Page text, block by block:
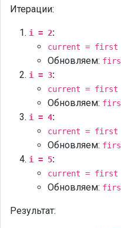
Итерации:
i = 2:
current = first
Обновляем:
i = 3:
current = first
Обновляем:
i = 4:
current = first
Обновляем:
i = 5:
current = first
Обновляем:
Результат: